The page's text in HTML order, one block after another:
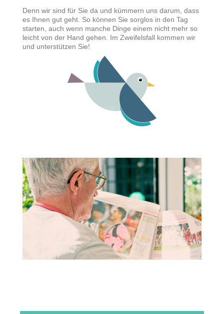
Denn wir sind für Sie da und kümmern uns darum, dass
es Ihnen gut geht. So können Sie sorglos in den Tag
starten, auch wenn manche Dinge einem nicht mehr so
leicht von der Hand gehen. Im Zweifelsfall kommen wir
und unterstützen Sie!